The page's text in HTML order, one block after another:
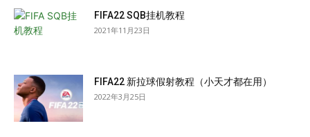
FIFA22 SQB挂机教程
2021年11月23日
FIFA22 新拉球假射教程（小天才都在用）
2022年3月25日